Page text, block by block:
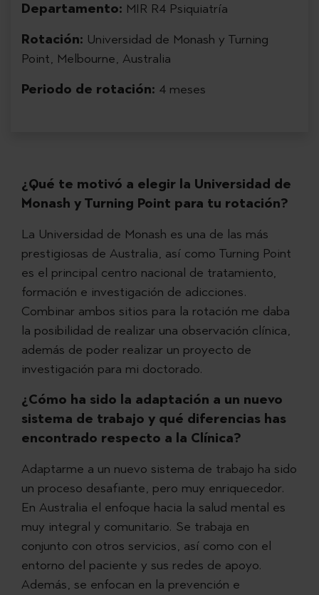
Departamento: MIR R4 Psiquiatría
Rotación: Universidad de Monash y Turning
Point, Melbourne, Australia
Periodo de rotación: 4 meses
¿Qué te motivó a elegir la Universidad de
Monash y Turning Point para tu rotación?
La Universidad de Monash es una de las más
prestigiosas de Australia, así como Turning Point
es el principal centro nacional de tratamiento,
formación e investigación de adicciones.
Combinar ambos sitios para la rotación me daba
la posibilidad de realizar una observación clínica,
además de poder realizar un proyecto de
investigación para mi doctorado.
¿Cómo ha sido la adaptación a un nuevo
sistema de trabajo y qué diferencias has
encontrado respecto a la Clínica?
Adaptarme a un nuevo sistema de trabajo ha sido
un proceso desafiante, pero muy enriquecedor.
En Australia el enfoque hacia la salud mental es
muy integral y comunitario. Se trabaja en
conjunto con otros servicios, así como con el
entorno del paciente y sus redes de apoyo.
Además, se enfocan en la prevención e